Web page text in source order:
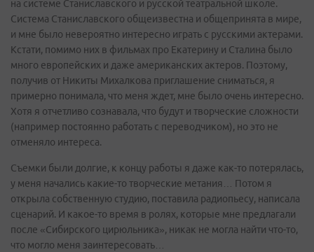
на системе Станиславского и русской театральной школе.
Система Станиславского общеизвестна и общепринята в мире,
и мне было невероятно интересно играть с русскими актерами.
Кстати, помимо них в фильмах про Екатерину и Сталина было
много европейских и даже американских актеров. Поэтому,
получив от Никиты Михалкова приглашение сниматься, я
примерно понимала, что меня ждет, мне было очень интересно.
Хотя я отчетливо сознавала, что будут и творческие сложности
(например постоянно работать с переводчиком), но это не
отменяло интереса.
Съемки были долгие, к концу работы я даже как-то потерялась,
у меня начались какие-то творческие метания… Потом я
открыла собственную студию, поставила радиопьесу, написала
сценарий. И какое-то время в ролях, которые мне предлагали
после «Сибирского цирюльника», никак не могла найти что-то,
что могло меня заинтересовать…